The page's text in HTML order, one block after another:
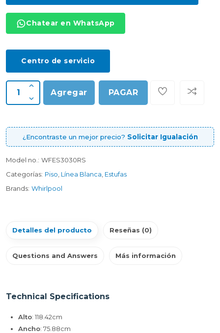
Chatear en WhatsApp
Centro de servicio
Agregar PAGAR
¿Encontraste un mejor precio? Solicitar Igualación
Model no.: WFES3030RS
Categorías: Piso Línea Blanca Estufas
Brands: Whirlpool
Detalles del producto Reseñas (0)
Questions and Answers Más información
Technical Specifications
Alto: 118.42cm
Ancho: 75.88cm